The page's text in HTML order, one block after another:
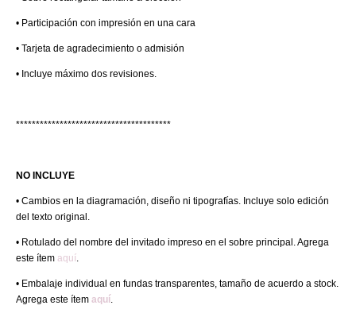
• Participación con impresión en una cara
• Tarjeta de agradecimiento o admisión
• Incluye máximo dos revisiones.
***************************************
NO INCLUYE
• Cambios en la diagramación, diseño ni tipografías. Incluye solo edición
del texto original.
• Rotulado del nombre del invitado impreso en el sobre principal. Agrega
este ítem aquí.
• Embalaje individual en fundas transparentes, tamaño de acuerdo a stock.
Agrega este ítem aquí.